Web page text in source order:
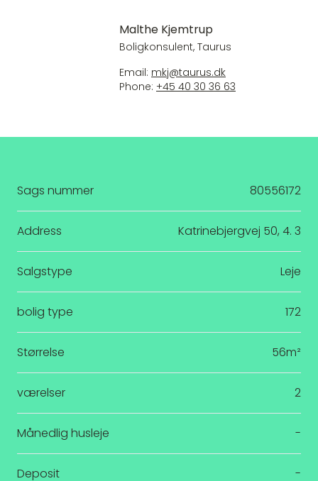
Malthe Kjemtrup
Boligkonsulent, Taurus
Email: mkj@taurus.dk
Phone: +45 40 30 36 63
Sags nummer 80556172
Address Katrinebjergvej 50, 4. 3
Salgstype Leje
bolig type 172
Størrelse 56m²
værelser 2
Månedlig husleje -
Deposit -